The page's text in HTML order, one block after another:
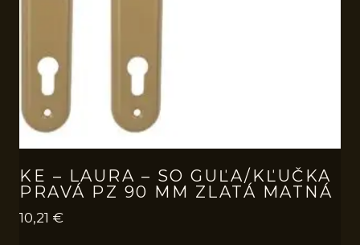
KE – LAURA – SO GUĽA/KĽUČKA
PRAVÁ PZ 90 MM ZLATÁ MATNÁ
10,21 €